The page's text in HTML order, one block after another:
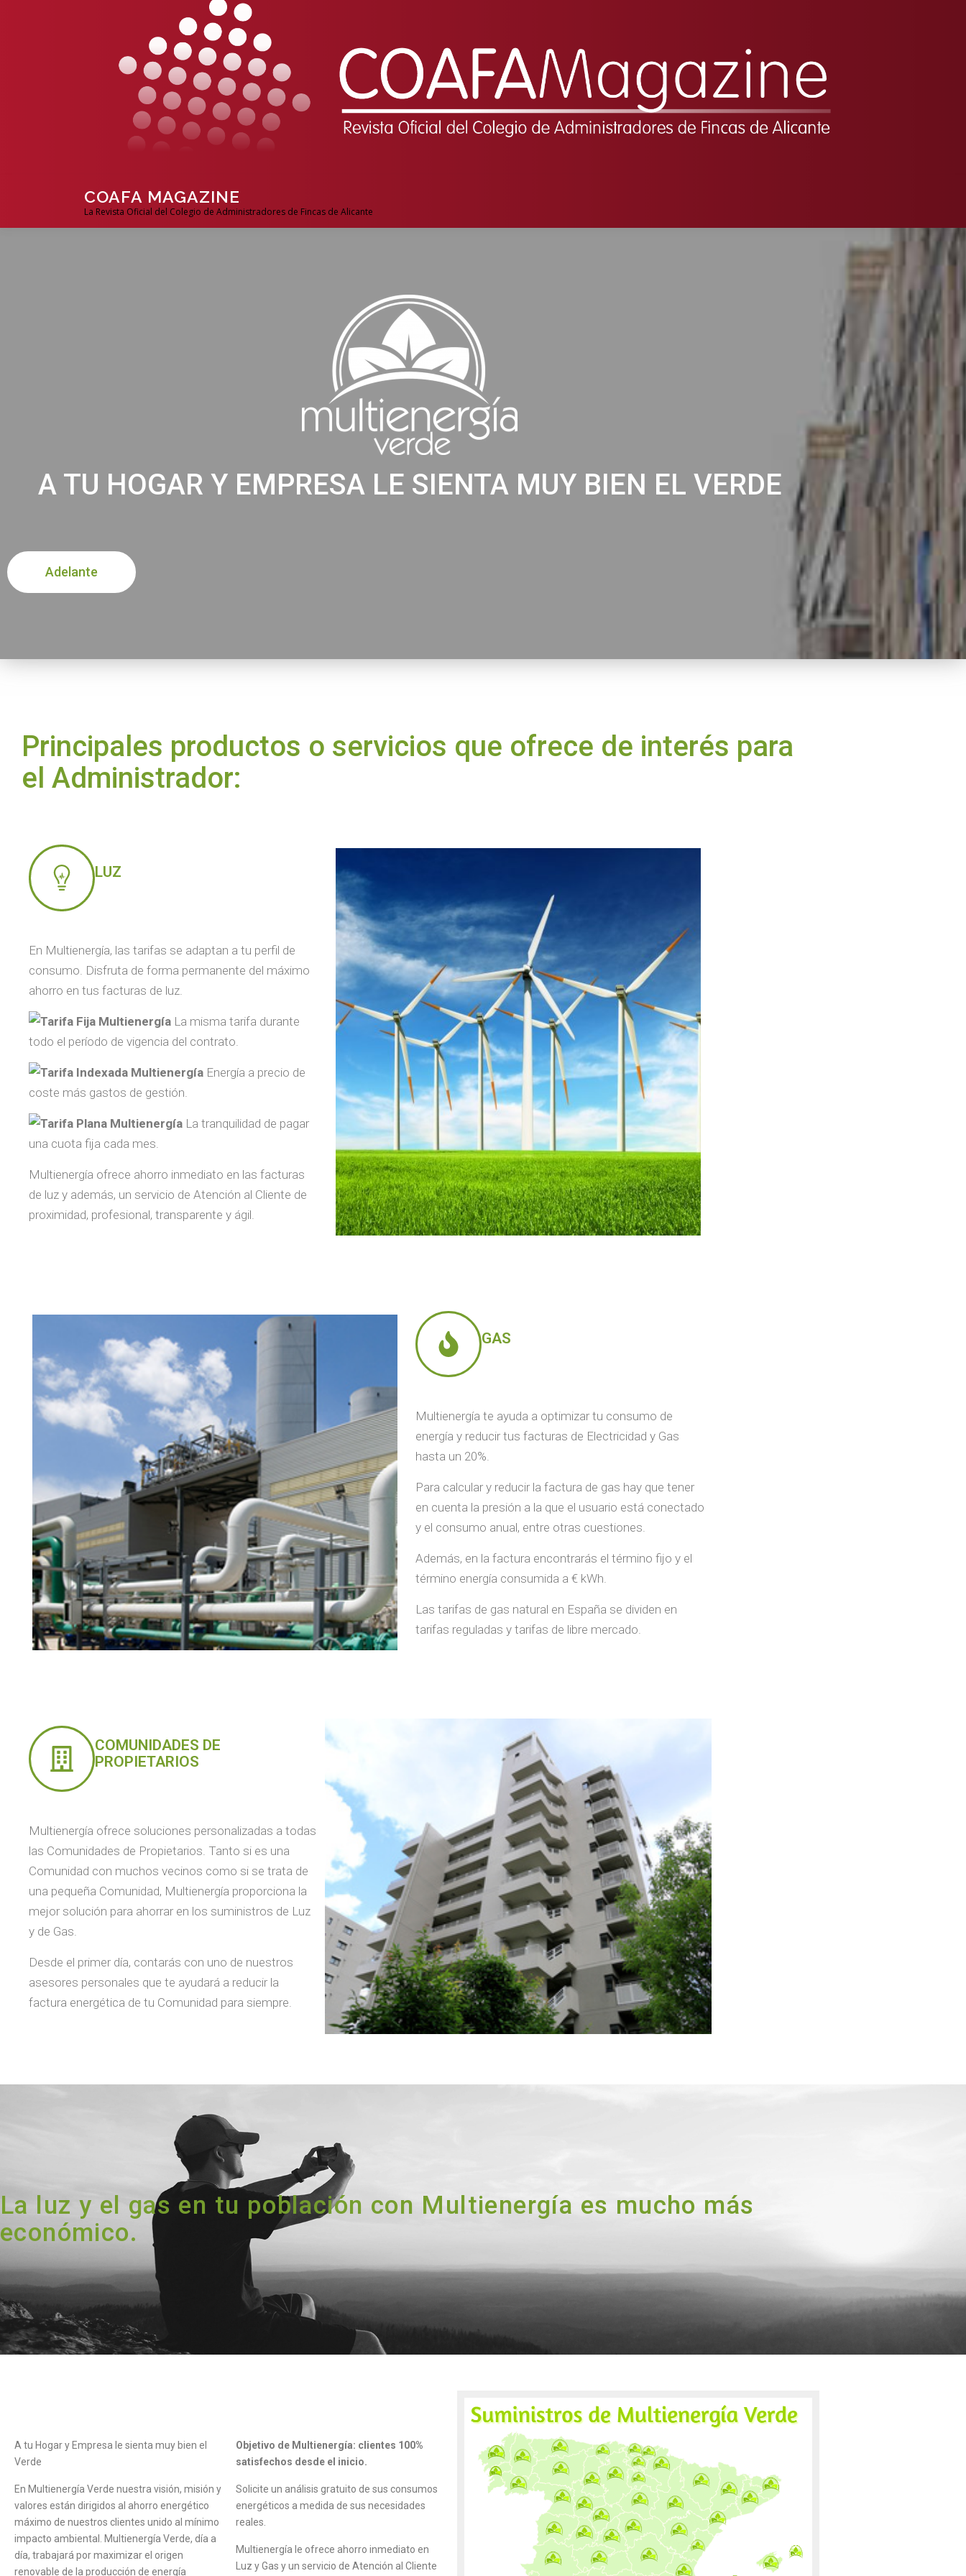
COAFA MAGAZINE
La Revista Oficial del Colegio de Administradores de Fincas de Alicante
A TU HOGAR Y EMPRESA LE SIENTA MUY BIEN EL VERDE
Adelante
Principales productos o servicios que ofrece de interés para
el Administrador:
LUZ
En Multienergía, las tarifas se adaptan a tu perfil de
consumo. Disfruta de forma permanente del máximo
ahorro en tus facturas de luz.
Tarifa Fija Multienergía La misma tarifa durante
todo el período de vigencia del contrato.
Tarifa Indexada Multienergía Energía a precio de
coste más gastos de gestión.
Tarifa Plana Multienergía La tranquilidad de pagar
una cuota fija cada mes.
Multienergía ofrece ahorro inmediato en las facturas
de luz y además, un servicio de Atención al Cliente de
proximidad, profesional, transparente y ágil.
GAS
Multienergía te ayuda a optimizar tu consumo de
energía y reducir tus facturas de Electricidad y Gas
hasta un 20%.
Para calcular y reducir la factura de gas hay que tener
en cuenta la presión a la que el usuario está conectado
y el consumo anual, entre otras cuestiones.
Además, en la factura encontrarás el término fijo y el
término energía consumida a € kWh.
Las tarifas de gas natural en España se dividen en
tarifas reguladas y tarifas de libre mercado.
COMUNIDADES DE
PROPIETARIOS
Multienergía ofrece soluciones personalizadas a todas
las Comunidades de Propietarios. Tanto si es una
Comunidad con muchos vecinos como si se trata de
una pequeña Comunidad, Multienergía proporciona la
mejor solución para ahorrar en los suministros de Luz
y de Gas.
Desde el primer día, contarás con uno de nuestros
asesores personales que te ayudará a reducir la
factura energética de tu Comunidad para siempre.
La luz y el gas en tu población con Multienergía es mucho más
económico.
A tu Hogar y Empresa le sienta muy bien el
Verde
En Multienergía Verde nuestra visión, misión y
valores están dirigidos al ahorro energético
máximo de nuestros clientes unido al mínimo
impacto ambiental. Multienergía Verde, día a
día, trabajará por maximizar el origen
renovable de la producción de energía
Objetivo de Multienergía: clientes 100%
satisfechos desde el inicio.
Solicite un análisis gratuito de sus consumos
energéticos a medida de sus necesidades
reales.
Multienergía le ofrece ahorro inmediato en
Luz y Gas y un servicio de Atención al Cliente